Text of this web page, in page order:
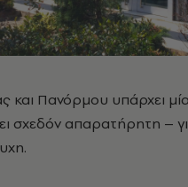
και Πανόρμου υπάρχει
σχεδόν απαρατήρητη –